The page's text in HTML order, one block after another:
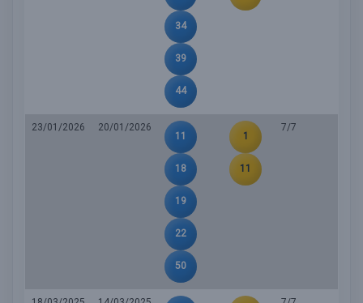
34
39
44
23/01/2026
20/01/2026
11
18
19
22
50
1
11
7/7